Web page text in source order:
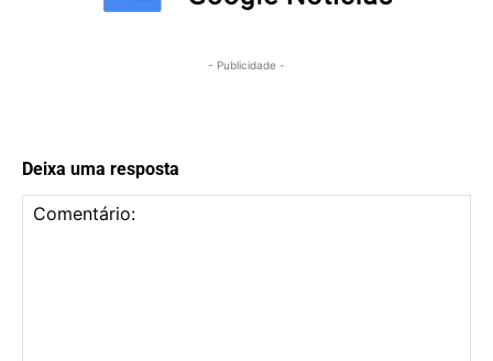
- Publicidade -
Deixa uma resposta